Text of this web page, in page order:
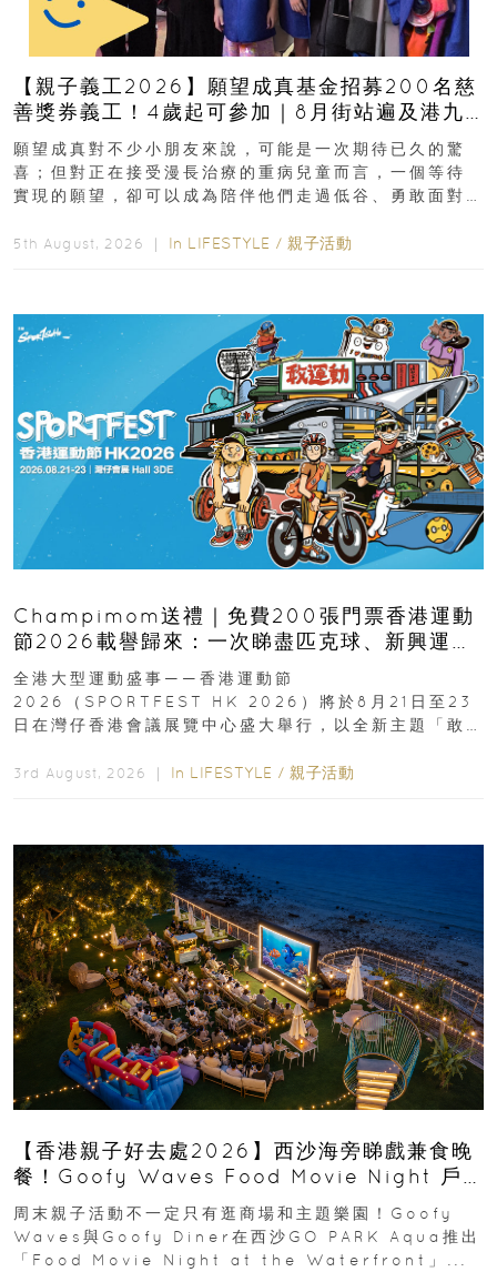
【親子義工2026】願望成真基金招募200名慈
善獎券義工！4歲起可參加｜8月街站遍及港九
新界
願望成真對不少小朋友來說，可能是一次期待已久的驚
喜；但對正在接受漫長治療的重病兒童而言，一個等待
實現的願望，卻可以成為陪伴他們走過低谷、勇敢面對
5th August, 2026 ｜ In LIFESTYLE / 親子活動
Champimom送禮｜免費200張門票香港運動
節2026載譽歸來：一次睇盡匹克球、新興運
動、街舞比賽＋逾百運動品牌展覽
全港大型運動盛事——香港運動節
2026（SPORTFEST HK 2026）將於8月21日至23
日在灣仔香港會議展覽中心盛大舉行，以全新主題「敢
3rd August, 2026 ｜ In LIFESTYLE / 親子活動
【香港親子好去處2026】西沙海旁睇戲兼食晚
餐！Goofy Waves Food Movie Night 戶
外影院逢週末登場
周末親子活動不一定只有逛商場和主題樂園！Goofy
Waves與Goofy Diner在西沙GO PARK Aqua推出
「Food Movie Night at the Waterfront」...